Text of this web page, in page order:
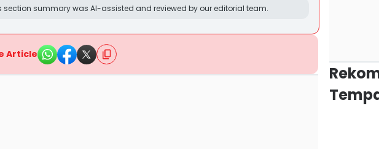
section summary was AI-assisted and reviewed by our editorial team.
Article